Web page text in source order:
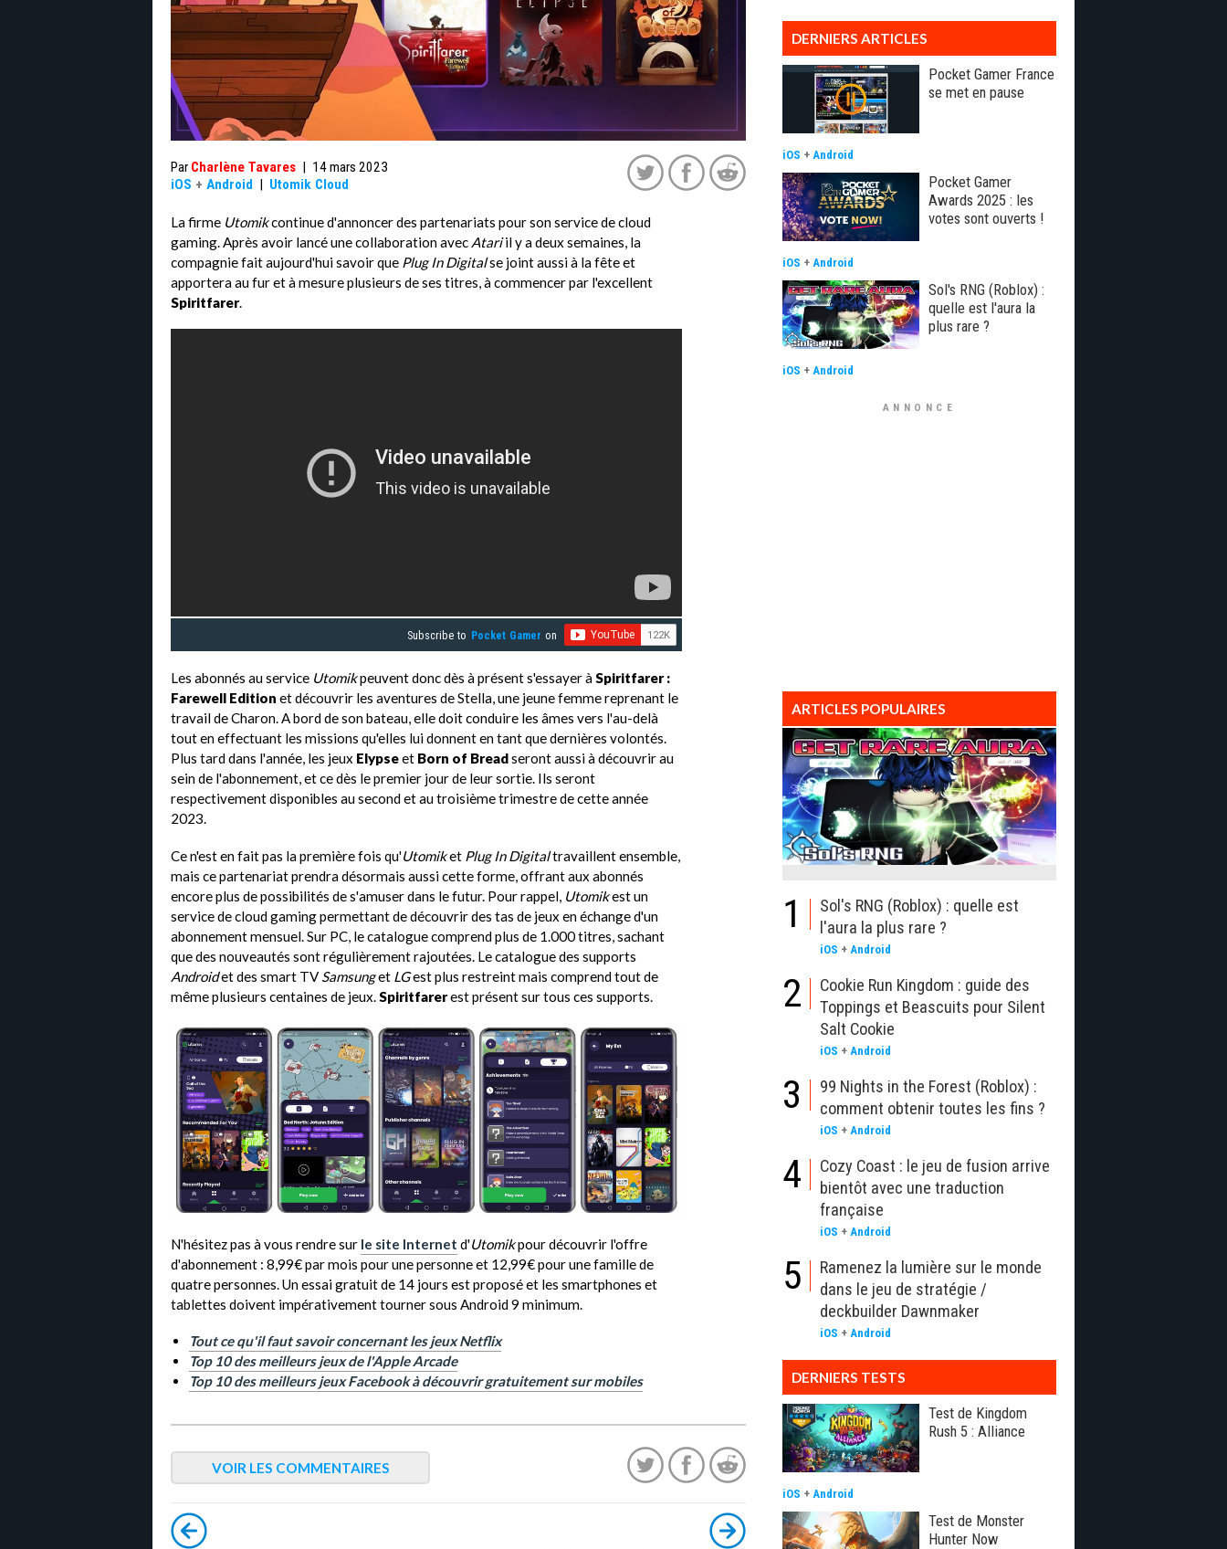
Par Charlène Tavares | 14 mars 2023
iOS + Android | Utomik Cloud
La firme Utomikcontinue d'annoncer des partenariats pour son service de cloud
gaming. Après avoir lancé une collaboration avec Atariil y a deux semaines, la
compagnie fait aujourd'hui savoir que Plug In Digitalse joint aussi à la fête et
apportera au fur et à mesure plusieurs de ses titres, à commencer par l'excellent
Spiritfarer.
Subscribe to Pocket Gamer on
Les abonnés au service Utomikpeuvent donc dès à présent s'essayer àSpiritfarer :
Farewell Edition et découvrir les aventures de Stella, une jeune femme reprenant le
travail de Charon. A bord de son bateau, elle doit conduire les âmes vers l'au-delà
tout en effectuant les missions qu'elles lui donnent en tant que dernières volontés.
Plus tard dans l'année, les jeux Elypseet Born of Breadseront aussi à découvrir au
sein de l'abonnement, et ce dès le premier jour de leur sortie. Ils seront
respectivement disponibles au second et au troisième trimestre de cette année
2023.
Ce n'est en fait pas la première fois qu'Utomiket Plug In Digitaltravaillent ensemble,
mais ce partenariat prendra désormais aussi cette forme, offrant aux abonnés
encore plus de possibilités de s'amuser dans le futur. Pour rappel, Utomikest un
service de cloud gaming permettant de découvrir des tas de jeux en échange d'un
abonnement mensuel. Sur PC, le catalogue comprend plus de 1.000 titres, sachant
que des nouveautés sont régulièrement rajoutées. Le catalogue des supports
Androidet des smart TV Samsunget LGest plus restreint mais comprend tout de
même plusieurs centaines de jeux.Spiritfarerest présent sur tous ces supports.
N'hésitez pas à vous rendre sur le site Internet d'Utomikpour découvrir l'offre
d'abonnement : 8,99€ par mois pour une personne et 12,99€ pour une famille de
quatre personnes. Un essai gratuit de 14 jours est proposé et les smartphones et
tablettes doivent impérativement tourner sous Android 9 minimum.
Tout ce qu'il faut savoir concernant les jeux Netflix
Top 10 des meilleurs jeux de l'Apple Arcade
Top 10 des meilleurs jeux Facebook à découvrir gratuitement sur mobiles
VOIR LES COMMENTAIRES
DERNIERS ARTICLES
Pocket Gamer France
se met en pause
iOS + Android
Pocket Gamer
Awards 2025 : les
votes sont ouverts !
iOS + Android
Sol's RNG (Roblox) :
quelle est l'aura la
plus rare ?
iOS + Android
ANNONCE
ARTICLES POPULAIRES
1
Sol's RNG (Roblox) : quelle est
l'aura la plus rare ?
iOS + Android
2
Cookie Run Kingdom : guide des
Toppings et Beascuits pour Silent
Salt Cookie
iOS + Android
3
99 Nights in the Forest (Roblox) :
comment obtenir toutes les fins ?
iOS + Android
4
Cozy Coast : le jeu de fusion arrive
bientôt avec une traduction
française
iOS + Android
5
Ramenez la lumière sur le monde
dans le jeu de stratégie /
deckbuilder Dawnmaker
iOS + Android
DERNIERS TESTS
Test de Kingdom
Rush 5 : Alliance
iOS + Android
Test de Monster
Hunter Now